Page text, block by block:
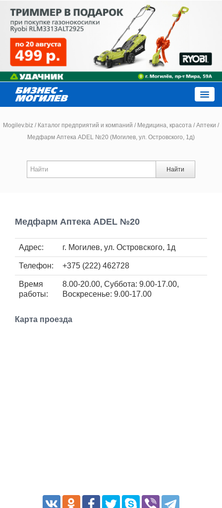
Новости
Афиша
Объявления
Mogilev.biz / Каталог предприятий и компаний / Медицина, красота / Аптеки /
Медфарм Аптека ADEL №20 (Могилев, ул. Островского, 1д)
Найти
Медфарм Аптека ADEL №20
Адрес: г. Могилев, ул. Островского, 1д
Телефон: +375 (222) 462728
Время
работы:
8.00-20.00, Суббота: 9.00-17.00,
Воскресенье: 9.00-17.00
Карта проезда